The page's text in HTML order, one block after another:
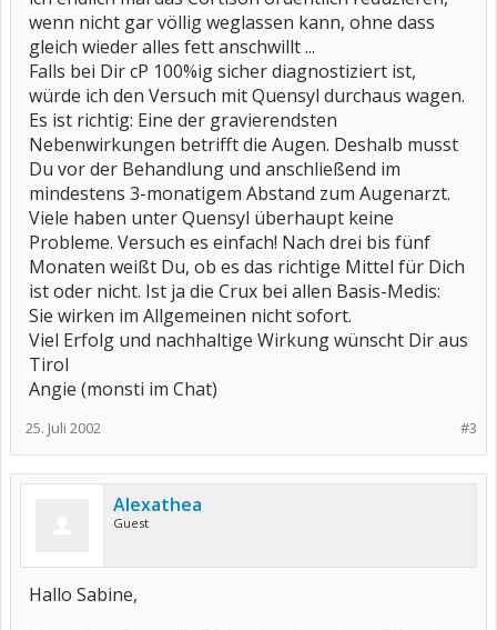
wenn nicht gar völlig weglassen kann, ohne dass
gleich wieder alles fett anschwillt ...
Falls bei Dir cP 100%ig sicher diagnostiziert ist,
würde ich den Versuch mit Quensyl durchaus wagen.
Es ist richtig: Eine der gravierendsten
Nebenwirkungen betrifft die Augen. Deshalb musst
Du vor der Behandlung und anschließend im
mindestens 3-monatigem Abstand zum Augenarzt.
Viele haben unter Quensyl überhaupt keine
Probleme. Versuch es einfach! Nach drei bis fünf
Monaten weißt Du, ob es das richtige Mittel für Dich
ist oder nicht. Ist ja die Crux bei allen Basis-Medis:
Sie wirken im Allgemeinen nicht sofort.
Viel Erfolg und nachhaltige Wirkung wünscht Dir aus
Tirol
Angie (monsti im Chat)
#3
25. Juli 2002
Alexathea
Guest
Hallo Sabine,